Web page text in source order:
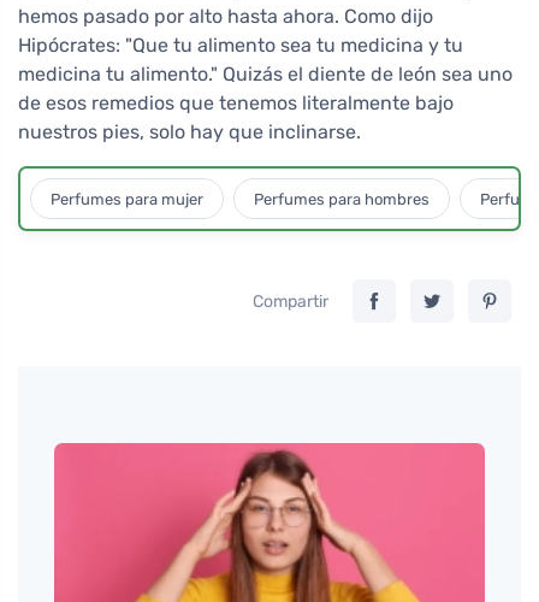
hemos pasado por alto hasta ahora. Como dijo
Hipócrates: "Que tu alimento sea tu medicina y tu
medicina tu alimento." Quizás el diente de león sea uno
de esos remedios que tenemos literalmente bajo
nuestros pies, solo hay que inclinarse.
Perfumes para mujer Perfumes para hombres
Compartir